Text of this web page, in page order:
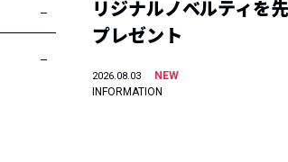
リジナルノベルティを
プレゼント
2026.08.03
NEW
INFORMATION